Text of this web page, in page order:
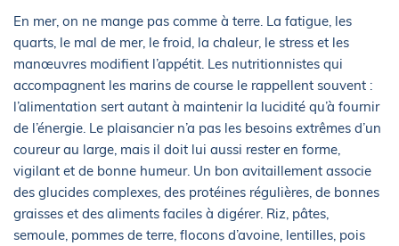
En mer, on ne mange pas comme à terre. La fatigue, les
quarts, le mal de mer, le froid, la chaleur, le stress et les
manœuvres modifient l’appétit. Les nutritionnistes qui
accompagnent les marins de course le rappellent souvent :
l’alimentation sert autant à maintenir la lucidité qu’à fournir
de l’énergie. Le plaisancier n’a pas les besoins extrêmes d’un
coureur au large, mais il doit lui aussi rester en forme,
vigilant et de bonne humeur. Un bon avitaillement associe
des glucides complexes, des protéines régulières, de bonnes
graisses et des aliments faciles à digérer. Riz, pâtes,
semoule, pommes de terre, flocons d’avoine, lentilles, pois